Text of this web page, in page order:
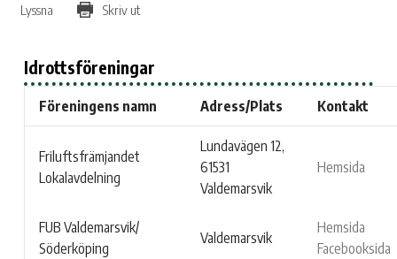
Lyssna Skriv ut
Idrottsföreningar
Föreningens namn Adress/Plats Kontakt
Friluftsfrämjandet
Lokalavdelning
Lundavägen 12,
61531
Valdemarsvik
Hemsida
FUB Valdemarsvik/
Söderköping
Valdemarsvik
Hemsida
Facebooksida